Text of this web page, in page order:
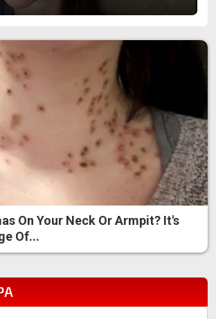
On Your Neck Or Armpit? It's
Of...